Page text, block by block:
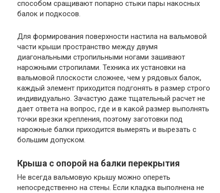
способом сращивают попарно стыки пары накосных
балок и подкосов.
Для формирования поверхности настила на вальмовой
части крыши пространство между двумя
диагональными стропильными ногами зашивают
нарожными стропилами. Техника их установки на
вальмовой плоскости сложнее, чем у рядовых балок,
каждый элемент приходится подгонять в размер строго
индивидуально. Зачастую даже тщательный расчет не
дает ответа на вопрос, где и в какой размер выполнять
точки врезки крепления, поэтому заготовки под
нарожные балки приходится вымерять и вырезать с
большим допуском.
Крыша с опорой на балки перекрытия
Не всегда вальмовую крышу можно опереть
непосредственно на стены. Если кладка выполнена не